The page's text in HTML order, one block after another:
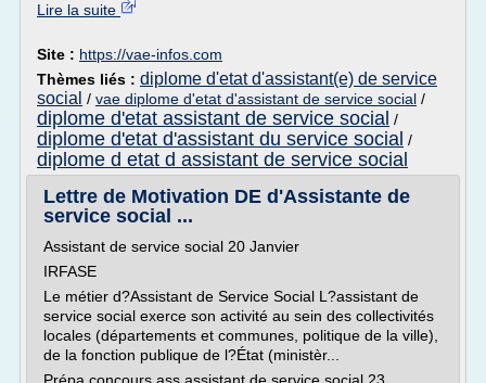
Lire la suite
Site : https://vae-infos.com
Thèmes liés : diplome d'etat d'assistant(e) de service
social / vae diplome d'etat d'assistant de service social /
diplome d'etat assistant de service social /
diplome d'etat d'assistant du service social /
diplome d etat d assistant de service social
Lettre de Motivation DE d'Assistante de
service social ...
Assistant de service social 20 Janvier
IRFASE
Le métier d?Assistant de Service Social L?assistant de
service social exerce son activité au sein des collectivités
locales (départements et communes, politique de la ville),
de la fonction publique de l?État (ministèr...